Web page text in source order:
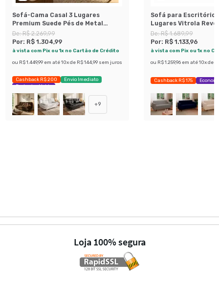
Sofá-Cama Casal 3 Lugares
Premium Suede Pés de Metal
Preto
De:R$ 2.269,99
Por: R$ 1.304,99
à vista com Pix ou 1x no Cartão de Crédito
ou R$ 1.449,99 em até 10x de R$ 144,99 sem juros
Cashback R$ 200
Envio Imediato
Exclusivo Mobly
+9
Sofá para Escritório
Lugares Vitrola
Sintético Café
De:R$ 1.689,99
Por: R$ 1.133,96
à vista com Pix ou 1x no
ou R$ 1.259,96 em até 10x de
Cashback R$ 175